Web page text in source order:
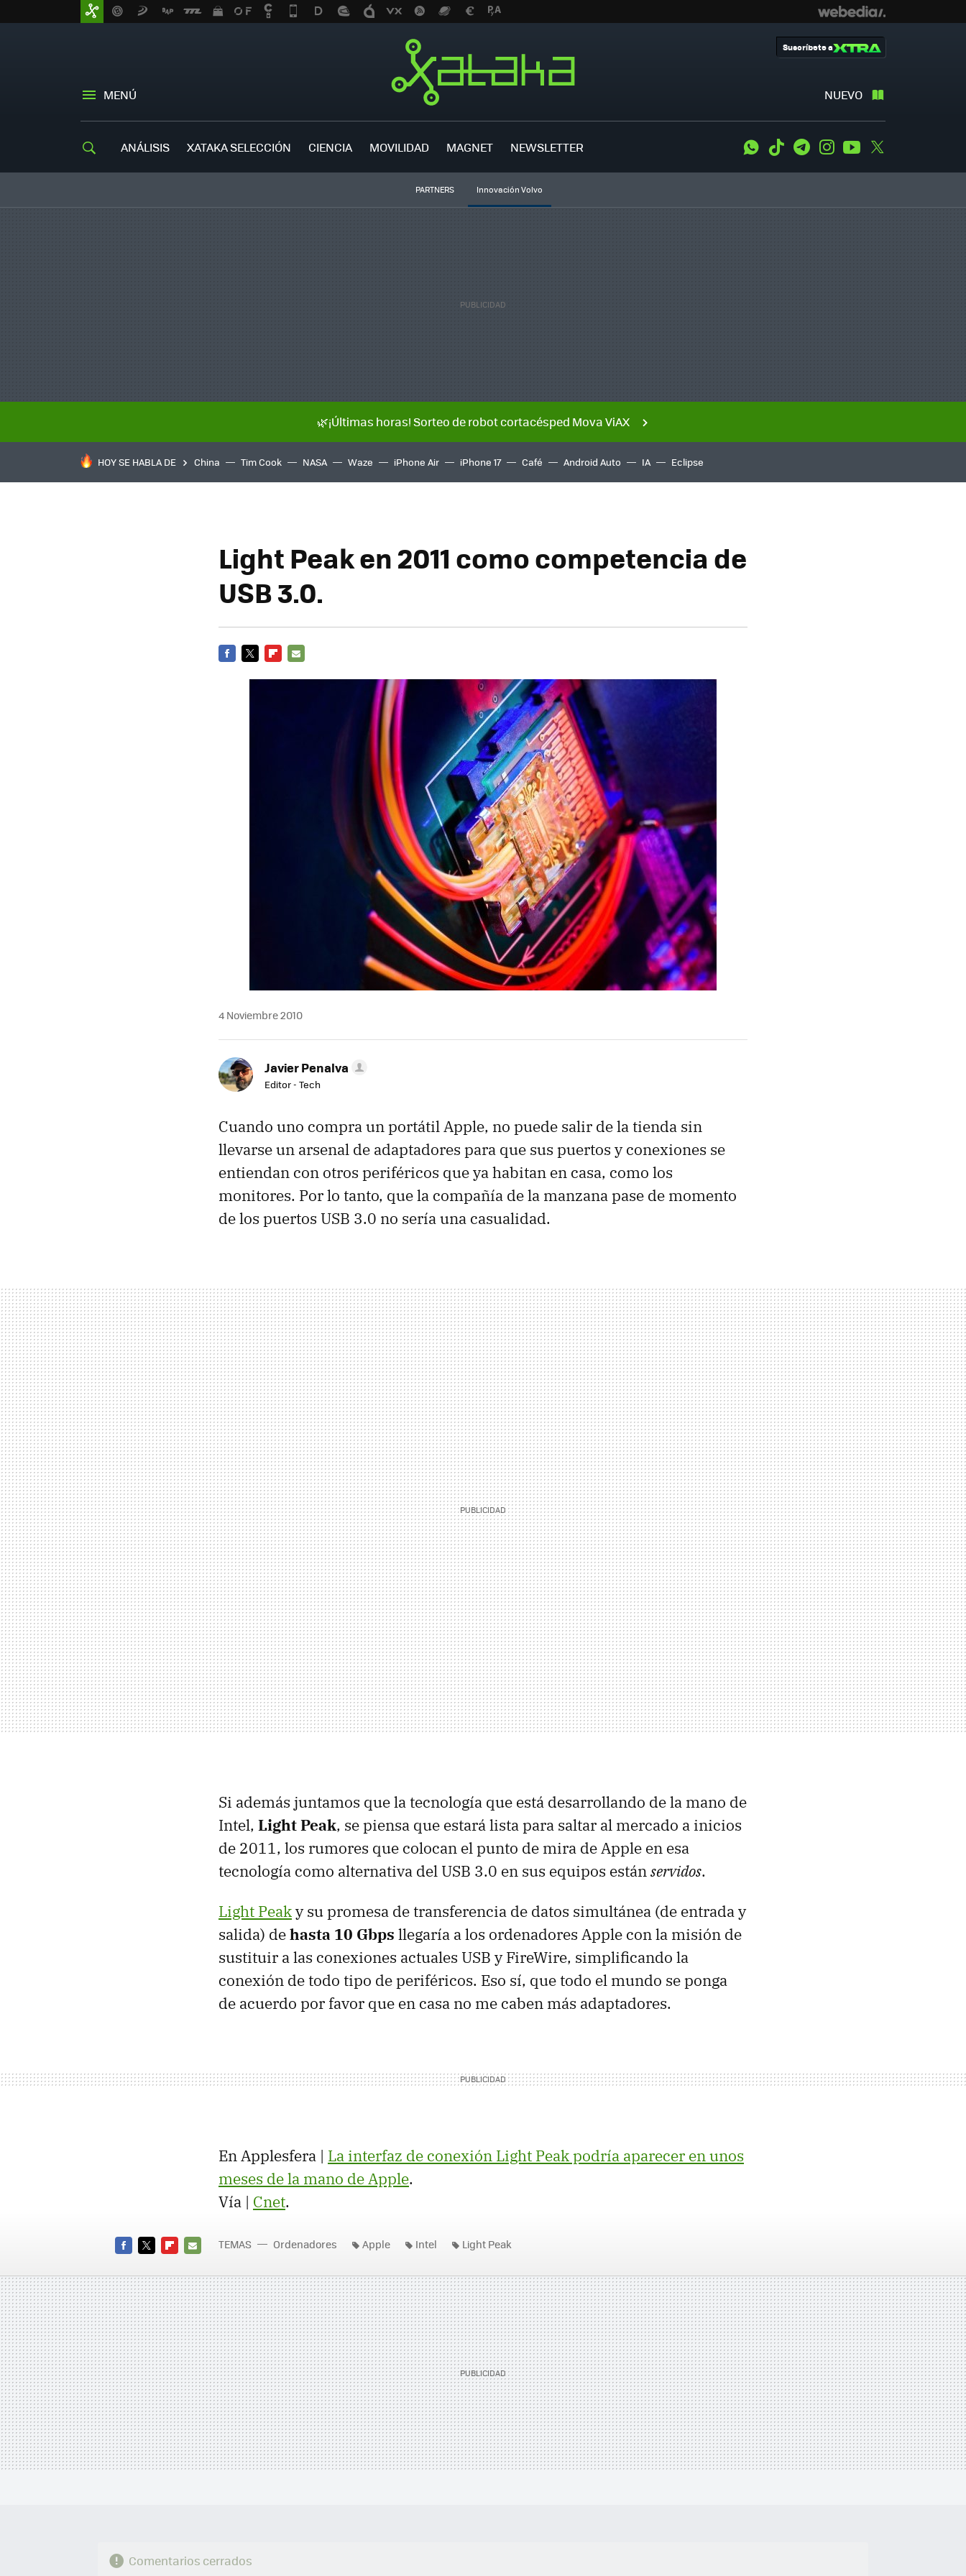
MENÚ NUEVO
Suscríbete a
ANÁLISIS XATAKA SELECCIÓN CIENCIA MOVILIDAD MAGNET NEWSLETTER WhatsApp
Tiktok TelegramInstagramYoutube
PARTNERS Innovación Volvo
🌿¡Últimas horas! Sorteo de robot cortacésped Mova ViAX
HOY SE HABLA DE China Tim Cook NASA Waze iPhone Air iPhone 17 Café Android Auto IA Eclipse
Light Peak en 2011 como competencia de
USB 3.0.
4 Noviembre 2010
Javier Penalva
Editor - Tech
Cuando uno compra un portátil Apple, no puede salir de la tienda sin
llevarse un arsenal de adaptadores para que sus puertos y conexiones se
entiendan con otros periféricos que ya habitan en casa, como los
monitores. Por lo tanto, que la compañía de la manzana pase de momento
de los puertos USB 3.0 no sería una casualidad.
Si además juntamos que la tecnología que está desarrollando de la mano de
Intel, Light Peak, se piensa que estará lista para saltar al mercado a inicios
de 2011, los rumores que colocan el punto de mira de Apple en esa
tecnología como alternativa del USB 3.0 en sus equipos estánservidos.
Light Peaky su promesa de transferencia de datos simultánea (de entrada y
salida) dehasta 10 Gbps llegaría a los ordenadores Apple con la misión de
sustituir a las conexiones actuales USB y FireWire, simplificando la
conexión de todo tipo de periféricos. Eso sí, que todo el mundo se ponga
de acuerdo por favor que en casa no me caben más adaptadores.
En Applesfera | La interfaz de conexión Light Peak podría aparecer en unos
meses de la mano de Apple.
Vía | Cnet.
MAIL
TEMAS Ordenadores Apple Intel Light Peak
Comentarios cerrados